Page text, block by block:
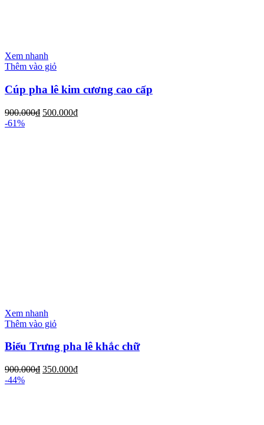
Xem nhanh
Thêm vào giỏ
Cúp pha lê kim cương cao cấp
900.000₫ 500.000₫
-61%
Xem nhanh
Thêm vào giỏ
Biểu Trưng pha lê khắc chữ
900.000₫ 350.000₫
-44%